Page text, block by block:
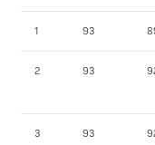
1 93
2 93
3 93